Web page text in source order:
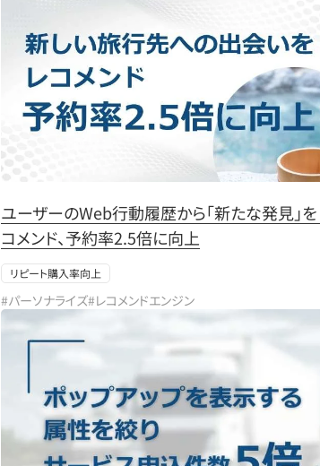
ユーザーのWeb行動履歴から「新たな発見」
コメンド、予約率2.5倍に向上
リピート購入率向上
#パーソナライズ#レコメンドエンジン